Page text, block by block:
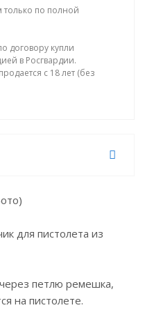
только по полной
договору купли
в Росгвардии.
с 18 лет (без
для пистолета из
петлю ремешка,
на пистолете.